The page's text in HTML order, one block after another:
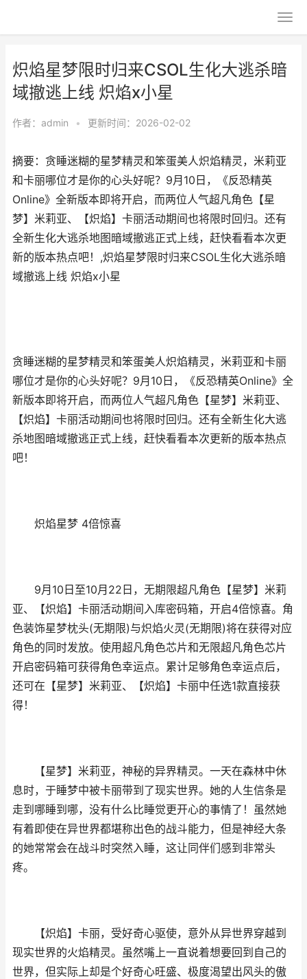
炽焰星梦限时归来CSOL生化大逃杀暗
域撤逃上线 炽焰x小星
作者： admin • 更新时间：2026-02-02
摘要：​贪睡迷糊的星梦精灵和笨蛋美人炽焰精灵，米莉亚
和卡丽哪位才是你的心头好呢？9月10日，《反恐精英
Online》全新版本即将开启，而两位人气超凡角色【星
梦】米莉亚、【炽焰】卡丽活动期间也将限时回归。还有
全新生化大逃杀地图暗域撤逃正式上线，赶快看看本次更
新的版本热点吧！,炽焰星梦限时归来CSOL生化大逃杀暗
域撤逃上线 炽焰x小星
贪睡迷糊的星梦精灵和笨蛋美人炽焰精灵，米莉亚和卡丽
哪位才是你的心头好呢？9月10日，《反恐精英Online》全
新版本即将开启，而两位人气超凡角色【星梦】米莉亚、
【炽焰】卡丽活动期间也将限时回归。还有全新生化大逃
杀地图暗域撤逃正式上线，赶快看看本次更新的版本热点
吧！
炽焰星梦 4倍惊喜
9月10日至10月22日，无期限超凡角色【星梦】米莉
亚、【炽焰】卡丽活动期间入库密码箱，开启4倍惊喜。角
色装饰星梦枕头(无期限)与炽焰火灵(无期限)将在获得对应
角色的同时发放。使用超凡角色芯片和无限超凡角色芯片
开启密码箱可获得角色幸运点。累计足够角色幸运点后，
还可在【星梦】米莉亚、【炽焰】卡丽中任选1款直接获
得！
【星梦】米莉亚，神秘的异界精灵。一天在森林中休
息时，于睡梦中被卡丽带到了现实世界。她的人生信条是
走到哪睡到哪，没有什么比睡觉更开心的事情了！虽然她
有着即使在异世界都堪称出色的战斗能力，但是神经大条
的她常常会在战斗时突然入睡，这让同伴们感到非常头
疼。
【炽焰】卡丽，受好奇心驱使，意外从异世界穿越到
现实世界的火焰精灵。虽然嘴上一直说着想要回到自己的
世界，但实际上却是个好奇心旺盛、极度渴望出风头的傲